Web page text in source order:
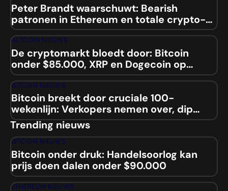
Peter Brandt waarschuwt: Bearish
patronen in Ethereum en totale crypto-
marktcap
ALTCOIN NIEUWS
De cryptomarkt bloedt door: Bitcoin
onder $85.000, XRP en Dogecoin op
laagste niveaus sinds 2024
BITCOIN NIEUWS
Bitcoin breekt door cruciale 100-
wekenlijn: Verkopers nemen over, dip
naar $84.000 aanstaande?
Trending nieuws
BITCOIN NIEUWS
Bitcoin onder druk: Handelsoorlog kan
prijs doen dalen onder $90.000
ETHEREUM NIEUWS